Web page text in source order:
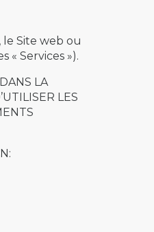
Site web ou
Services »).
LA
LES